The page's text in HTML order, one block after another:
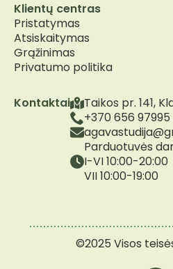
Kontaktai
Taikos pr. 141,
+370 656 97995
Parduotuvės
I-VI 10:00-20:00
VII 10:00-19:00
Klientų centras
Pristatymas
Atsiskaitymas
Grąžinimas
Privatumo politika
©2025 Visos